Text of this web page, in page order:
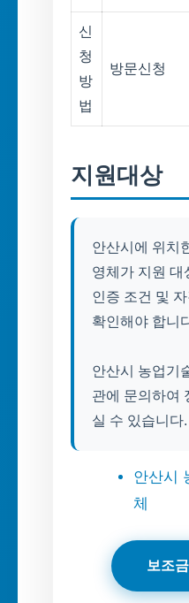
신
청
방
법
방문신청
지원대상
안산시에 위치
영체가 지원 대
인증 조건 및
확인해야 합니
안산시 농업기
관에 문의하여
실 수 있습니다.
안산시
체
보조